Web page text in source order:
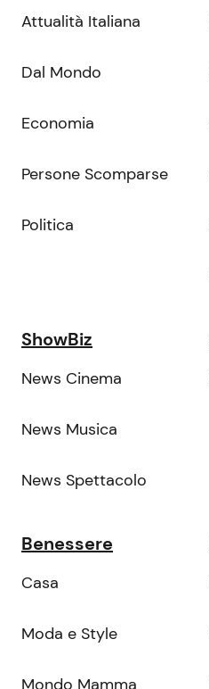
Attualità Italiana
Dal Mondo
Economia
Persone Scomparse
Politica
ShowBiz
News Cinema
News Musica
News Spettacolo
Benessere
Casa
Moda e Style